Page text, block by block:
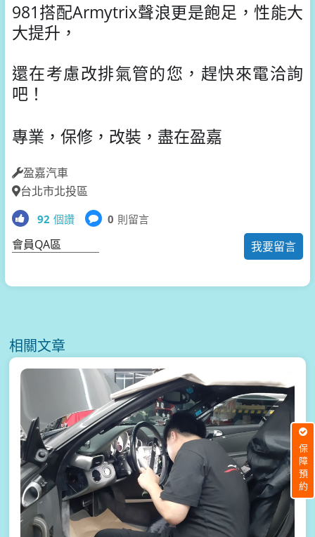
981搭配Armytrix聲浪更是飽足，性能大
大提升，
還在考慮改排氣管的您，趕快來電洽詢
吧！
專業，保修，改裝，盡在盈嘉
盈嘉汽車
台北市北投區
92 個讚 0 則留言
我要留言
會員QA區
相關文章
保障預約